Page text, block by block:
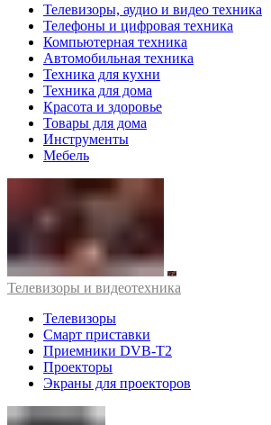
Телевизоры, аудио и видео техника
Телефоны и цифровая техника
Компьютерная техника
Автомобильная техника
Техника для кухни
Техника для дома
Красота и здоровье
Товары для дома
Инструменты
Мебель
Телевизоры и видеотехника
Телевизоры
Смарт приставки
Приемники DVB-T2
Проекторы
Экраны для проекторов